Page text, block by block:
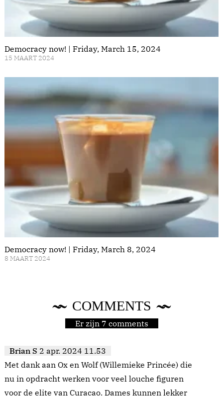
Democracy now! | Friday, March 15, 2024
15 MAART 2024
Democracy now! | Friday, March 8, 2024
8 MAART 2024
COMMENTS
Er zijn 7 comments
Brian S 2 apr. 2024 11.53
Met dank aan Ox en Wolf (Willemieke Princée) die
nu in opdracht werken voor veel louche figuren
voor de elite van Curacao. Dames kunnen lekker